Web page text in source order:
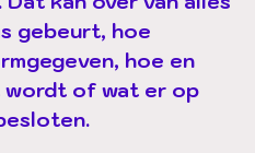
gebeurt, hoe
hoe en
of wat er op